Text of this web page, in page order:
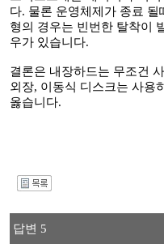
다. 물론 운영체제가 종료
형의 경우는 빈번한 탈착이
우가 있습니다.
결론은 내장하드는 무조건
외장, 이동식 디스크는 사용
옳습니다.
답변 5